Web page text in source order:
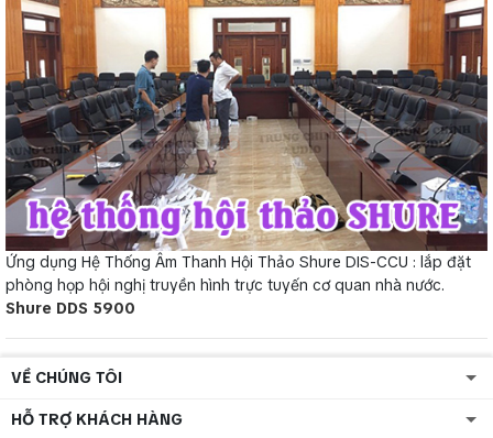
Ứng dụng Hệ Thống Âm Thanh Hội Thảo Shure DIS-CCU : lắp đặt
phòng họp hội nghị truyền hình trực tuyến cơ quan nhà nước.
Shure DDS 5900
VỀ CHÚNG TÔI
HỖ TRỢ KHÁCH HÀNG